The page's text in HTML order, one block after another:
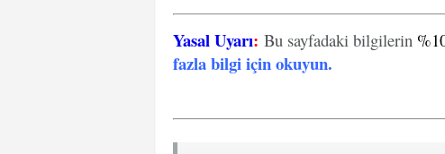
Yasal Uyarı: Bu sayfadaki bilgilerin
fazla bilgi için okuyun.